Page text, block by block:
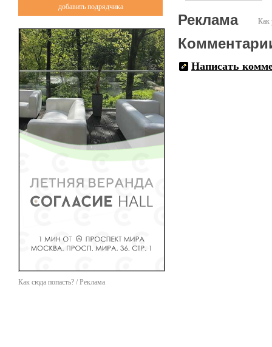
добавить подрядчика
Как сюда попасть? / Реклама
Как
Реклама
Написать